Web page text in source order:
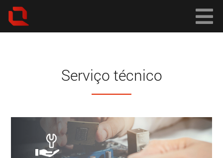
Serviço técnico